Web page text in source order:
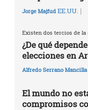
Jorge Majfud EE.UU. |
Existen dos tercios de la
¿De qué
elecciones en
Alfredo Serrano Mancilla
El mundo no
compromisos